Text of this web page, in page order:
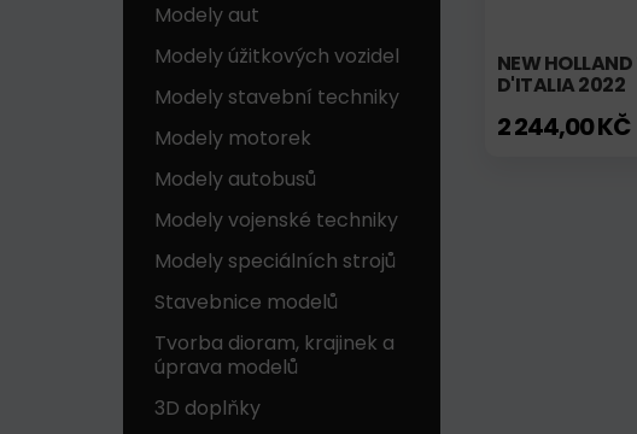
Modely aut
Modely úžitkových vozidel
Modely stavební techniky
Modely motorek
Modely autobusů
Modely vojenské techniky
Modely speciálních strojů
Stavebnice modelů
Tvorba dioram, krajinek a
úprava modelů
3D doplňky
NEW
D'ITALIA 2022
2 244,00 KČ